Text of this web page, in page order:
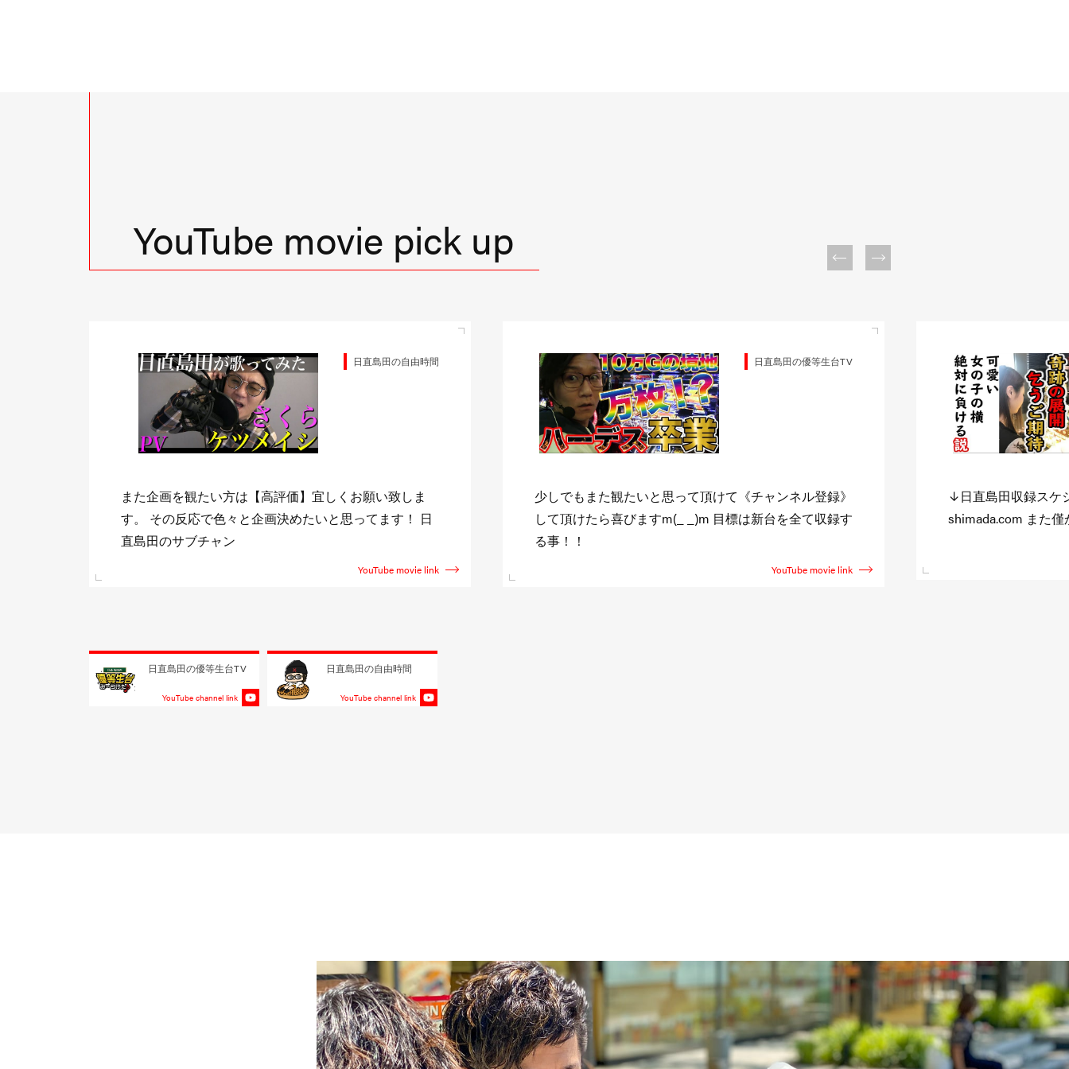
YouTube movie pick up
日直島田の優等生台TV
少しでもまた観たいと思って頂けて《チャンネル登録》
して頂けたら喜びますm(_ _)m 目標は新台を全て収録す
る事！！
YouTube movie link
日直島田の優等生台TV
↓日直島田収録スケジュール↓ http://niccyoku-
shimada.com また僅かにでも観たいと思って頂け
また企画を観たい
す。 その反応で色
日直島田の優等生台TV
YouTube channel link
日直島田の自由時間
YouTube channel link